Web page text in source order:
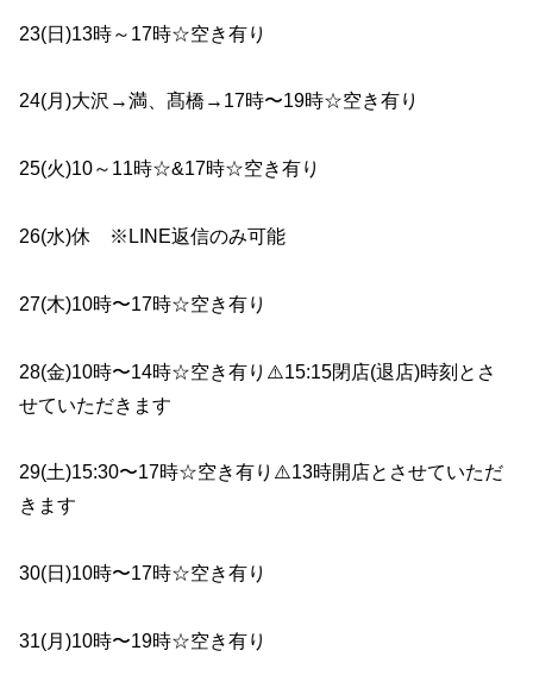
23(日)13時～ 17時☆空き有り
24(月)大沢→満、髙橋→17時〜19時☆空き有り
25(火)10～ 11時☆&17時☆空き有り
26(水)休 ※LINE返信のみ可能
27(木)10時〜17時☆空き有り
28(金)10時〜14時☆空き有り⚠️15:15閉店(退店)時刻とさ
せていただきます
29(土)15:30〜17時☆空き有り⚠️13時開店とさせていただ
きます
30(日)10時〜17時☆空き有り
31(月)10時〜19時☆空き有り